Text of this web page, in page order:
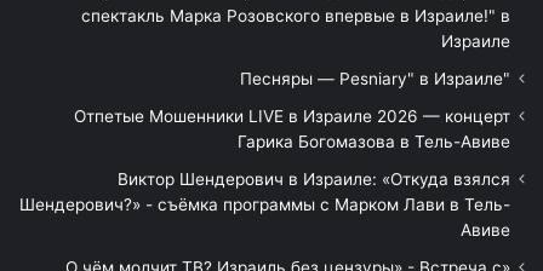
спектакль Марка Розовского впервые в Израиле!" в
Израиле
"Песняры — Pesniary" в Израиле
Отпетые Мошенники LIVE в Израиле 2026 — концерт
Гарика Богомазова в Тель-Авиве
Виктор Шендерович в Израиле: «Откуда взялся
Шендерович?» - съёмка программы с Марком Лави в Тель-
Авиве